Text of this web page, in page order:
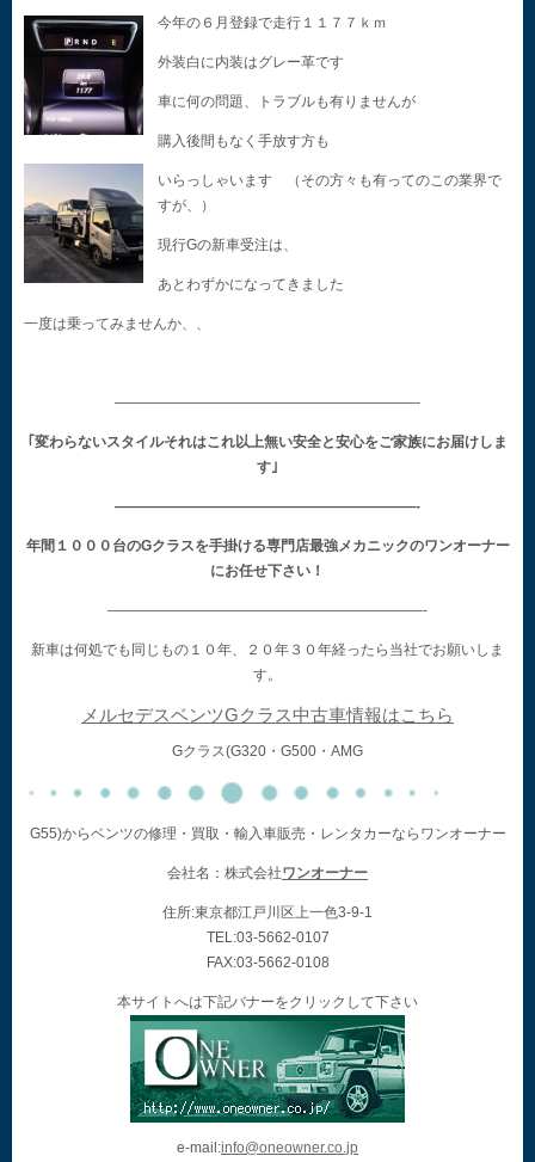
今年の６月登録で走行１１７７ｋｍ
外装白に内装はグレー革です
車に何の問題、トラブルも有りませんが
購入後間もなく手放す方も
いらっしゃいます （その方々も有ってのこの業界で
すが、）
現行Gの新車受注は、
あとわずかになってきました
一度は乗ってみませんか、、
—————————————————————-
｢変わらないスタイルそれはこれ以上無い安全と安心をご家族にお届けしま
す｣
—————————————————————-
年間１０００台のGクラスを手掛ける専門店最強メカニックのワンオーナー
にお任せ下さい！
——————————————————————-
新車は何処でも同じもの１０年、２０年３０年経ったら当社でお願いしま
す。
メルセデスベンツGクラス中古車情報はこちら
Gクラス(G320・G500・AMG
G55)からベンツの修理・買取・輸入車販売・レンタカーならワンオーナー
会社名：株式会社ワンオーナー
住所:東京都江戸川区上一色3-9-1
TEL:03-5662-0107
FAX:03-5662-0108
本サイトへは下記バナーをクリックして下さい
e-mail:info@oneowner.co.jp